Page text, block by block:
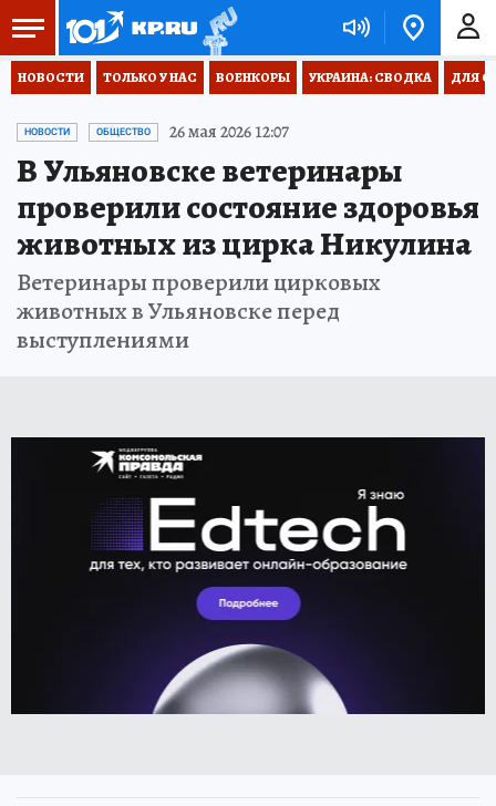
НОВОСТИ ТОЛЬКО У НАС ВОЕНКОРЫ УКРАИНА: СВОДКА ДЛЯ
НОВОСТИ ОБЩЕСТВО 26 мая 2026 12:07
В Ульяновске ветеринары
проверили состояние здоровья
животных из цирка Никулина
Ветеринары проверили цирковых
животных в Ульяновске перед
выступлениями